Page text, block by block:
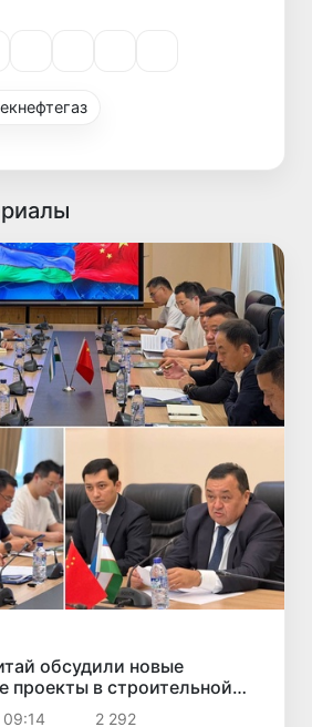
обсудили новые
проекты в строительной
2 292